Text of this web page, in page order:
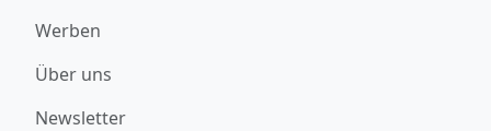
Werben
Über uns
Newsletter